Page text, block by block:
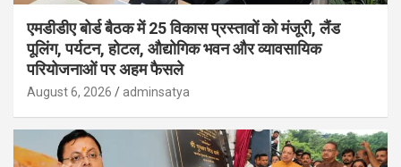
एमडीडीए बोर्ड बैठक में 25 विकास प्रस्तावों को मंजूरी, लैंड
पूलिंग, पर्यटन, होटल, औद्योगिक भवन और व्यावसायिक
परियोजनाओं पर अहम फैसले
August 6, 2026 adminsatya